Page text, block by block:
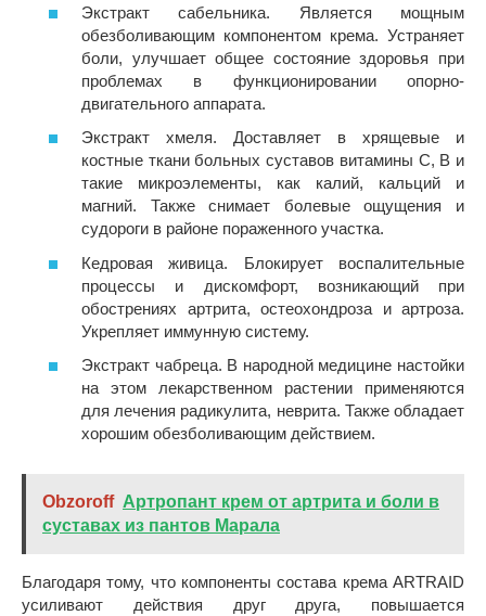
Экстракт сабельника. Является мощным
обезболивающим компонентом крема. Устраняет
боли, улучшает общее состояние здоровья при
проблемах в функционировании опорно-
двигательного аппарата.
Экстракт хмеля. Доставляет в хрящевые и
костные ткани больных суставов витамины С, В и
такие микроэлементы, как калий, кальций и
магний. Также снимает болевые ощущения и
судороги в районе пораженного участка.
Кедровая живица. Блокирует воспалительные
процессы и дискомфорт, возникающий при
обострениях артрита, остеохондроза и артроза.
Укрепляет иммунную систему.
Экстракт чабреца. В народной медицине настойки
на этом лекарственном растении применяются
для лечения радикулита, неврита. Также обладает
хорошим обезболивающим действием.
Obzoroff Артропант крем от артрита и боли в
суставах из пантов Марала
Благодаря тому, что компоненты состава крема ARTRAID
усиливают действия друг друга, повышается